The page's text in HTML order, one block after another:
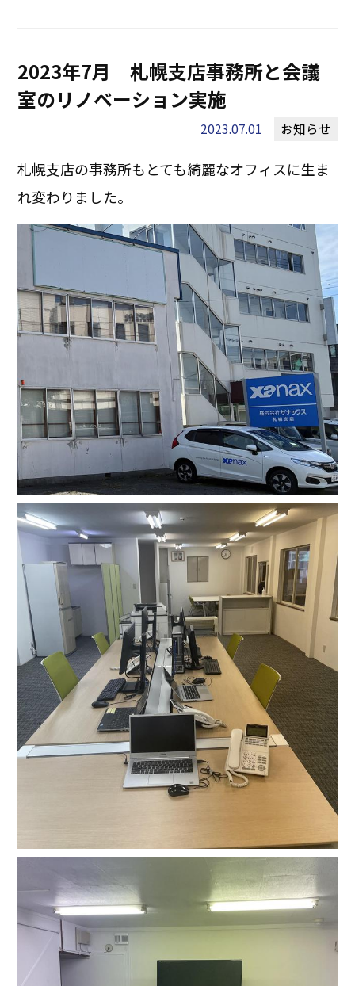
2023年7月 札幌支店事務所と会議
室のリノベーション実施
2023.07.01 お知らせ
札幌支店の事務所もとても綺麗なオフィスに生ま
れ変わりました。